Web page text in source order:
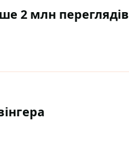
2 млн переглядів